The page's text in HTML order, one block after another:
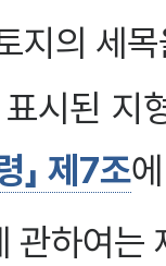
지의 세
시된
」 제7조
관하여